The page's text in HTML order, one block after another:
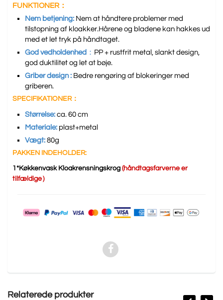
FUNKTIONER：
Nem betjening: Nem at håndtere problemer med
tilstopning af kloakker.Hårene og bladene kan hakkes ud
med et let tryk på håndtaget.
God vedholdenhed ： PP + rustfrit metal, slankt design,
god duktilitet og let at bøje.
Griber design : Bedre rengøring af blokeringer med
griberen.
SPECIFIKATIONER：
Størrelse: ca. 60 cm
Materiale: plast+metal
Vægt: 80g
PAKKEN INDEHOLDER:
1*Køkkenvask Kloakrensningskrog (håndtagsfarverne er
tilfældige）
Relaterede produkter